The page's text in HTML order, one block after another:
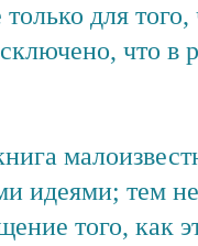
для
что в
идеями; тем
того, как